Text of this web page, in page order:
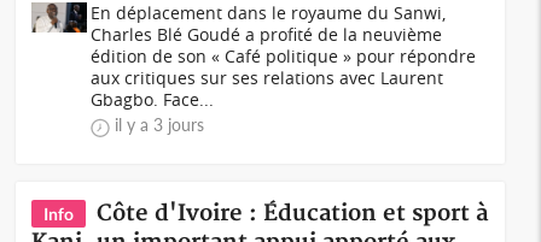
En déplacement dans le royaume du Sanwi,
Charles Blé Goudé a profité de la neuvième
édition de son « Café politique » pour répondre
aux critiques sur ses relations avec Laurent
Gbagbo. Face...
il y a 3 jours
Info
Côte d'Ivoire : Éducation et sport à